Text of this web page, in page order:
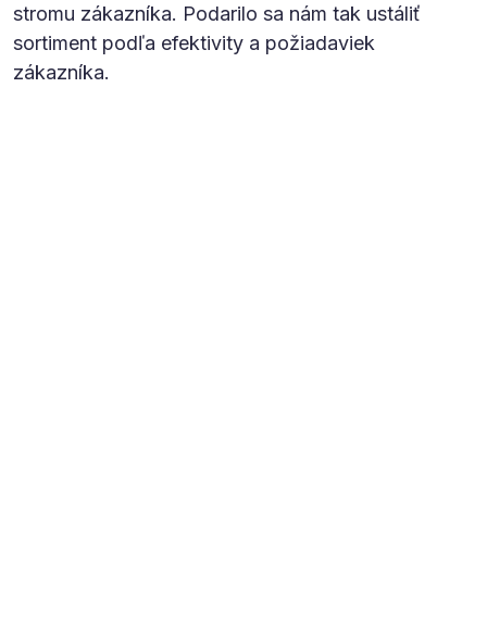
stromu zákazníka. Podarilo sa nám tak ustáliť
sortiment podľa efektivity a požiadaviek
zákazníka.